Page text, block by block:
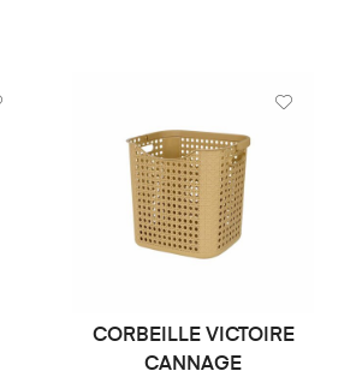
CORBEILLE VICTOIRE
CANNAGE